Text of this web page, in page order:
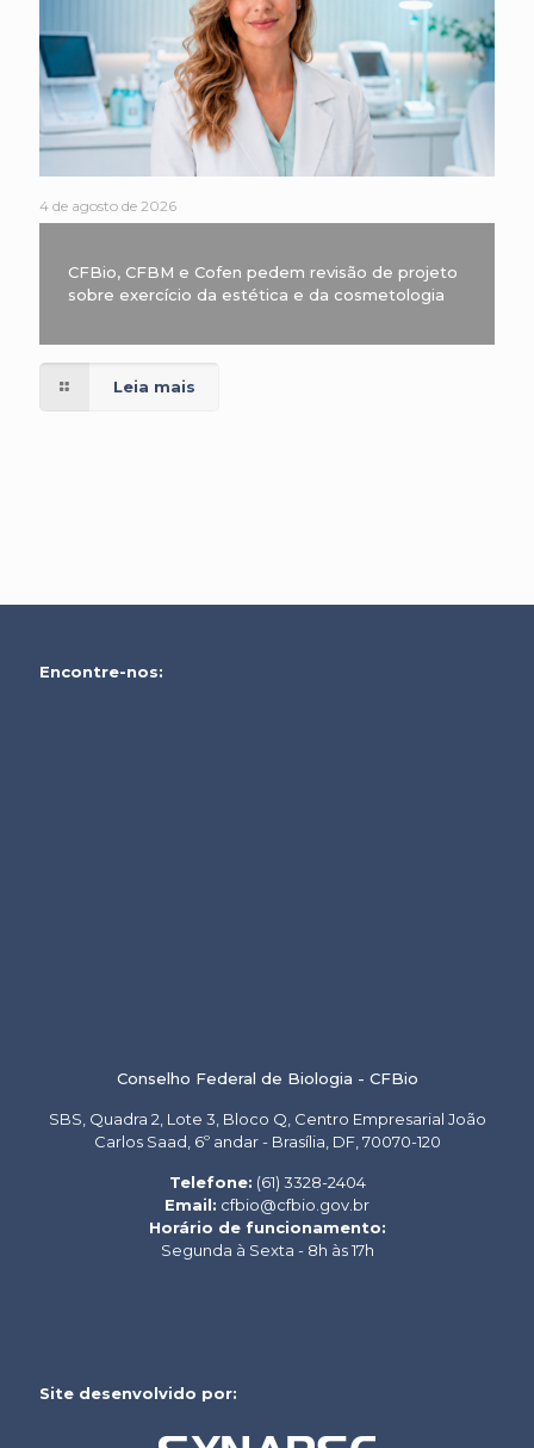
4 de agosto de 2026
CFBio, CFBM e Cofen pedem revisão de projeto
sobre exercício da estética e da cosmetologia
Leia mais
Encontre-nos:
Conselho Federal de Biologia - CFBio
SBS, Quadra 2, Lote 3, Bloco Q, Centro Empresarial João
Carlos Saad, 6º andar - Brasília, DF, 70070-120
Telefone: (61) 3328-2404
Email: cfbio@cfbio.gov.br
Horário de funcionamento:
Segunda à Sexta - 8h às 17h
Site desenvolvido por: